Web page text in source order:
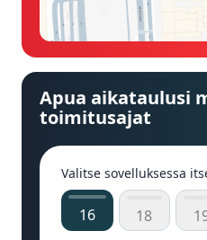
Apua aikataulusi
toimitusajat
Valitse sovelluksessa
16 18